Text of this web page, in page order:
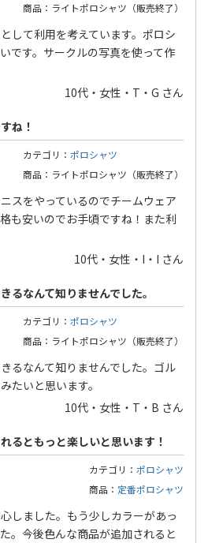
商品：ライトポロシャツ（販売終了）
して利用を考えています。ポロシ
です。サークルの写真を使って作
10代・女性・T・G さん
ね！
カテゴリ： ポロシャツ
商品：ライトポロシャツ（販売終了）
スをやっているのでチームウェア
も安いのでお手頃ですね！また利
10代・女性・I・I さん
るなんて知りませんでした。
カテゴリ： ポロシャツ
商品：ライトポロシャツ（販売終了）
るなんて知りませんでした。ゴル
たいと思います。
10代・女性・T・B さん
るともっと楽しいと思います！
カテゴリ： ポロシャツ
商品： 定番ポロシャツ
しました。もう少しカラーがあっ
。今後色んな商品が追加されると